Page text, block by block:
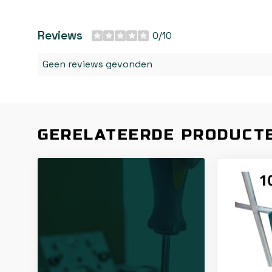
Reviews 0/10
Geen reviews gevonden
GERELATEERDE